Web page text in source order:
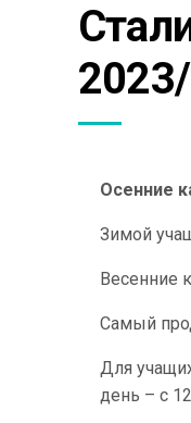
Осенние
Зимой
Весенние
Самый
Для
день – с